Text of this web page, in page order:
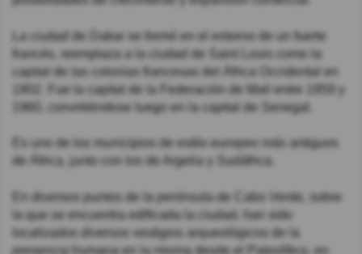
La ciudad de Dakar se formó en el entorno de un fuerte
francés, reemplaza a la ciudad de Saint Louis como la
capital de las colonias francesas del África Occidental en
1902. Fue la capital de la Federación de Malí entre 1959 y
1960, convirtiéndose luego en la capital de Senegal.
Es uno de los municipios de estilo europeo más antiguos
de África, junto con los de Argelia y Sudáfrica.
En diversos puntos de la península de Cabo Verde, sobre
la que se encuentra edificada la ciudad, han sido
localizados diversos vestigios arqueológicos de la
presencia humana en la misma desde el Paleolítico, en